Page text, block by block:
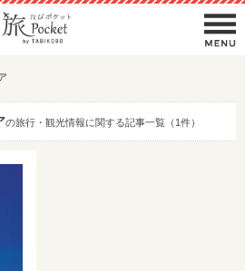
の旅行・観光情報に関する記事一覧（1件）